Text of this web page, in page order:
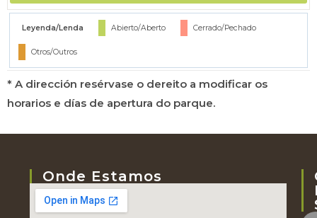
Leyenda/Lenda Abierto/Aberto Cerrado/Pechado
Otros/Outros
* A dirección resérvase o dereito a modificar os
horarios e días de apertura do parque.
Onde Estamos